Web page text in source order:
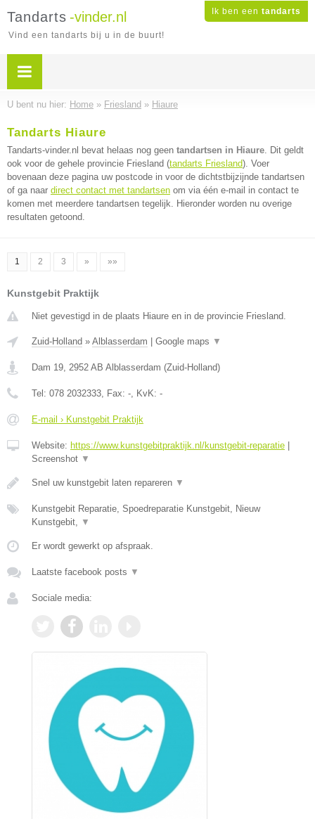
Ik ben een tandarts
Tandarts -vinder.nl
Vind een tandarts bij u in de buurt!
U bent nu hier: Home » Friesland » Hiaure
Tandarts Hiaure
Tandarts-vinder.nl bevat helaas nog geen tandartsen in Hiaure. Dit geldt
ook voor de gehele provincie Friesland (tandarts Friesland). Voer
bovenaan deze pagina uw postcode in voor de dichtstbijzijnde tandartsen
of ga naar direct contact met tandartsen om via één e-mail in contact te
komen met meerdere tandartsen tegelijk. Hieronder worden nu overige
resultaten getoond.
1 2 3 » »»
Kunstgebit Praktijk
Niet gevestigd in de plaats Hiaure en in de provincie Friesland.
Zuid-Holland » Alblasserdam Google maps ▼
Dam 19, 2952 AB Alblasserdam (Zuid-Holland)
Tel: 078 2032333, Fax: -, KvK: -
E-mail › Kunstgebit Praktijk
Website: https://www.kunstgebitpraktijk.nl/kunstgebit-reparatie
Screenshot ▼
Snel uw kunstgebit laten repareren ▼
Kunstgebit Reparatie, Spoedreparatie Kunstgebit, Nieuw
Kunstgebit, ▼
Er wordt gewerkt op afspraak.
Laatste facebook posts ▼
Sociale media: